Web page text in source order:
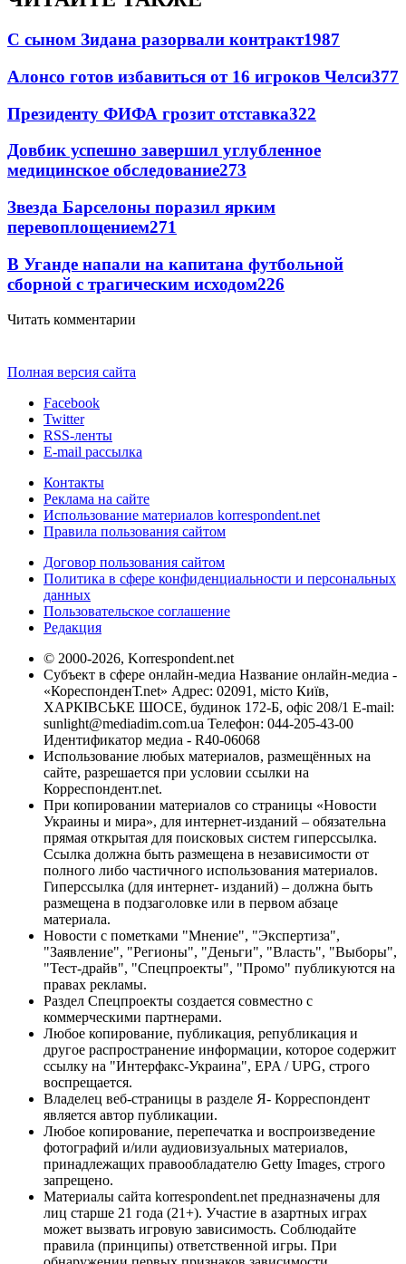
С сыном Зидана разорвали контракт1987
Алонсо готов избавиться от 16 игроков Челси377
Президенту ФИФА грозит отставка322
Довбик успешно завершил углубленное
медицинское обследование273
Звезда Барселоны поразил ярким
перевоплощением271
В Уганде напали на капитана футбольной
сборной с трагическим исходом226
Читать комментарии
Полная версия сайта
Facebook
Twitter
RSS-ленты
E-mail рассылка
Контакты
Реклама на сайте
Использование материалов korrespondent.net
Правила пользования сайтом
Договор пользования сайтом
Политика в сфере конфиденциальности и персональных
данных
Пользовательское соглашение
Редакция
© 2000-2026, Korrespondent.net
Субъект в сфере онлайн-медиа Название онлайн-медиа -
«КореспонденТ.net» Адрес: 02091, місто Київ,
ХАРКІВСЬКЕ ШОСЕ, будинок 172-Б, офіс 208/1 E-mail:
sunlight@mediadim.com.ua Телефон: 044-205-43-00
Идентификатор медиа - R40-06068
Использование любых материалов, размещённых на
сайте, разрешается при условии ссылки на
Корреспондент.net.
При копировании материалов со страницы «Новости
Украины и мира», для интернет-изданий – обязательна
прямая открытая для поисковых систем гиперссылка.
Ссылка должна быть размещена в независимости от
полного либо частичного использования материалов.
Гиперссылка (для интернет- изданий) – должна быть
размещена в подзаголовке или в первом абзаце
материала.
Новости с пометками "Мнение", "Экспертиза",
"Заявление", "Регионы", "Деньги", "Власть", "Выборы",
"Тест-драйв", "Спецпроекты", "Промо" публикуются на
правах рекламы.
Раздел Спецпроекты создается совместно с
коммерческими партнерами.
Любое копирование, публикация, републикация и
другое распространение информации, которое содержит
ссылку на "Интерфакс-Украина", EPA / UPG, строго
воспрещается.
Владелец веб-страницы в разделе Я- Корреспондент
является автор публикации.
Любое копирование, перепечатка и воспроизведение
фотографий и/или аудиовизуальных материалов,
принадлежащих правообладателю Getty Images, строго
запрещено.
Материалы сайта korrespondent.net предназначены для
лиц старше 21 года (21+). Участие в азартных играх
может вызвать игровую зависимость. Соблюдайте
правила (принципы) ответственной игры. При